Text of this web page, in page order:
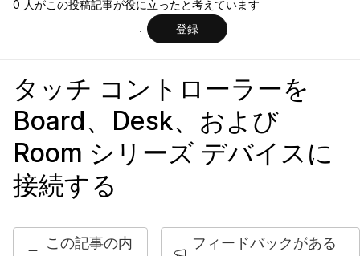
0 人がこの投稿記事が役に立ったと考えています
登録
タッチ コントローラーを
Board、Desk、および
Room シリーズ デバイスに
接続する
この記事の内
フィードバックがある